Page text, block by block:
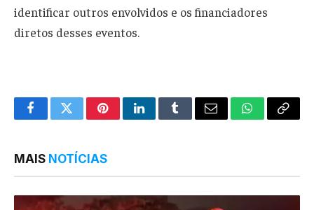
identificar outros envolvidos e os financiadores
diretos desses eventos.
FacebookTwitterPinterestLinkedInTumblrEmail WhatsApp
Copy
MAIS NOTÍCIAS